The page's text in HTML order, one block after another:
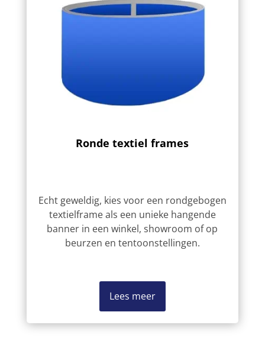
Ronde textiel frames
Echt geweldig, kies voor een rondgebogen
textielframe als een unieke hangende
banner in een winkel, showroom of op
beurzen en tentoonstellingen.
Lees meer